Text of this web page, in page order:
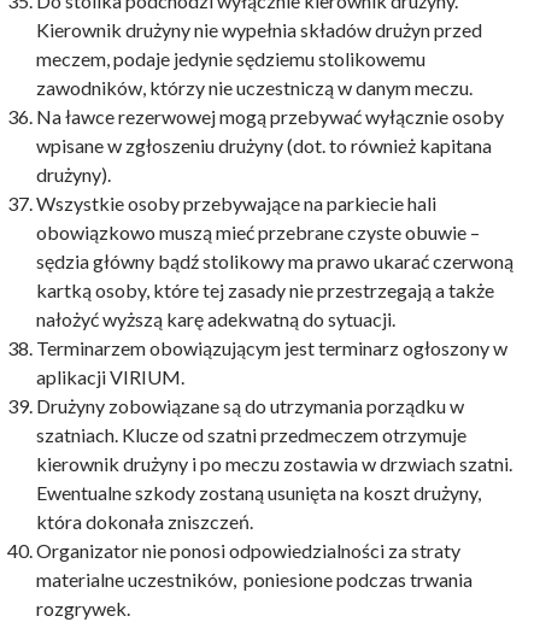
Kierownik drużyny nie wypełnia składów drużyn przed
meczem, podaje jedynie sędziemu stolikowemu
zawodników, którzy nie uczestniczą w danym meczu.
Na ławce rezerwowej mogą przebywać wyłącznie osoby
wpisane w zgłoszeniu drużyny (dot. to również kapitana
drużyny).
Wszystkie osoby przebywające na parkiecie hali
obowiązkowo muszą mieć przebrane czyste obuwie –
sędzia główny bądź stolikowy ma prawo ukarać czerwoną
kartką osoby, które tej zasady nie przestrzegają a także
nałożyć wyższą karę adekwatną do sytuacji.
Terminarzem obowiązującym jest terminarz ogłoszony w
aplikacji VIRIUM.
Drużyny zobowiązane są do utrzymania porządku w
szatniach. Klucze od szatni przedmeczem otrzymuje
kierownik drużyny i po meczu zostawia w drzwiach szatni.
Ewentualne szkody zostaną usunięta na koszt drużyny,
która dokonała zniszczeń.
Organizator nie ponosi odpowiedzialności za straty
materialne uczestników, poniesione podczas trwania
rozgrywek.